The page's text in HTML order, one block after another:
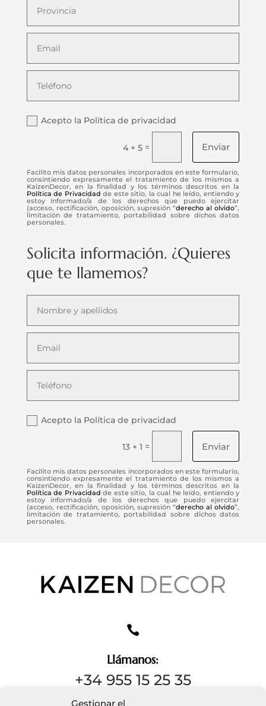
Gestionar el
Acepto la Política de privacidad
4 + 5 = Enviar
Facilito mis datos personales incorporados en este formulario,
consintiendo expresamente el tratamiento de los mismos a
KaizenDecor, en la finalidad y los términos descritos en la
Política de Privacidad de este sitio, la cual he leído, entiendo y
estoy informado/a de los derechos que puedo ejercitar
(acceso, rectificación, oposición, supresión “derecho al olvido”,
limitación de tratamiento, portabilidad sobre dichos datos
personales.
Solicita información. ¿Quieres
que te llamemos?
Acepto la Política de privacidad
13 + 1 = Enviar
Facilito mis datos personales incorporados en este formulario,
consintiendo expresamente el tratamiento de los mismos a
KaizenDecor, en la finalidad y los términos descritos en la
Política de Privacidad de este sitio, la cual he leído, entiendo y
estoy informado/a de los derechos que puedo ejercitar
(acceso, rectificación, oposición, supresión “derecho al olvido”,
limitación de tratamiento, portabilidad sobre dichos datos
personales.

Llámanos:
+34 955 15 25 35